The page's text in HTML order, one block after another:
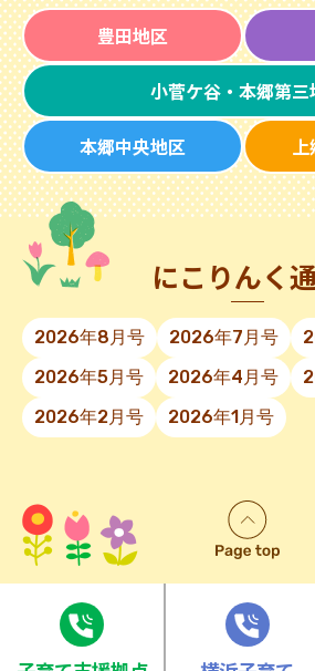
豊田地区
小菅ケ谷・本郷第三
本郷中央地区
にこりんく
2026年8月号 2026年7月号
2026年5月号
2026年4月号
2026年2月号
2026年1月号